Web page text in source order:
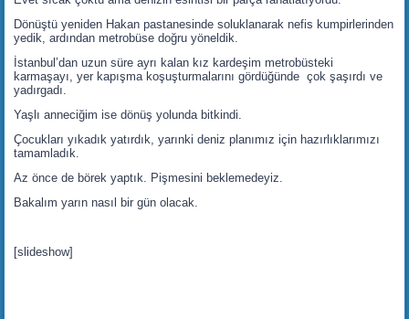
Dönüştü yeniden Hakan pastanesinde soluklanarak nefis kumpirlerinden
yedik, ardından metrobüse doğru yöneldik.
İstanbul’dan uzun süre ayrı kalan kız kardeşim metrobüsteki
karmaşayı, yer kapışma koşuşturmalarını gördüğünde çok şaşırdı ve
yadırgadı.
Yaşlı anneciğim ise dönüş yolunda bitkindi.
Çocukları yıkadık yatırdık, yarınki deniz planımız için hazırlıklarımızı
tamamladık.
Az önce de börek yaptık. Pişmesini beklemedeyiz.
Bakalım yarın nasıl bir gün olacak.
[slideshow]